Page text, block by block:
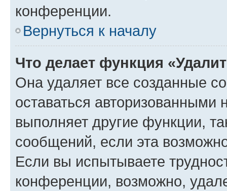
конференции.
Вернуться к началу
Что делает функция
Она удаляет все созданные
оставаться авторизованными
выполняет другие функции,
сообщений, если эта
Если вы испытываете
конференции, возможно,